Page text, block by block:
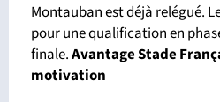
Montauban est déjà relégué.
pour une qualification en
finale.AvantageStade
motivation